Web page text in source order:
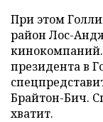
При этом
район Лос-
кинокомпаний.
президента в
Брайтон-Бич.
хватит.